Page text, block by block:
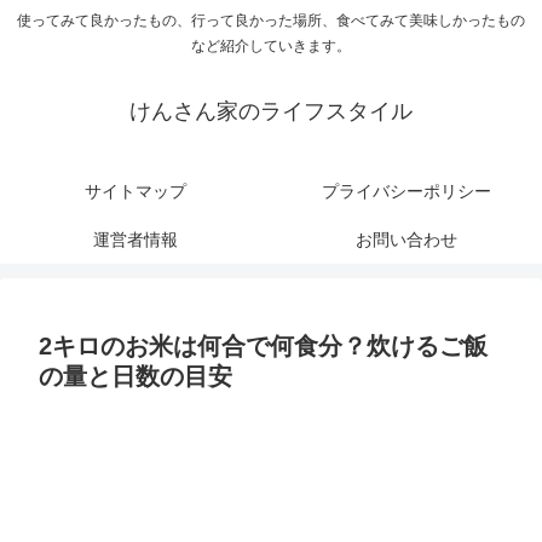
使ってみて良かったもの、行って良かった場所、食べてみて美味しかったもの
など紹介していきます。
けんさん家のライフスタイル
サイトマップ プライバシーポリシー
運営者情報 お問い合わせ
2キロのお米は何合で何食分？炊けるご飯
の量と日数の目安